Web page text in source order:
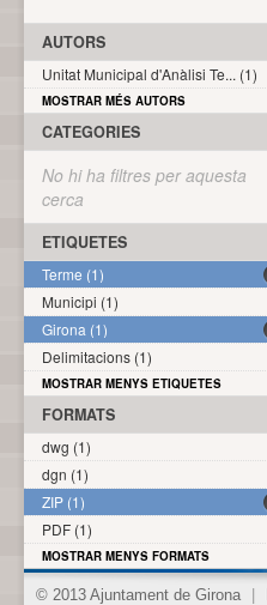
AUTORS
Unitat Municipal d'Anàlisi Te... (1)
MOSTRAR MÉS AUTORS
CATEGORIES
No hi ha filtres per aquesta
cerca
ETIQUETES
Terme (1)
Municipi (1)
Girona (1)
Delimitacions (1)
MOSTRAR MENYS ETIQUETES
FORMATS
dwg (1)
dgn (1)
ZIP (1)
PDF (1)
MOSTRAR MENYS FORMATS
© 2013 Ajuntament de Girona